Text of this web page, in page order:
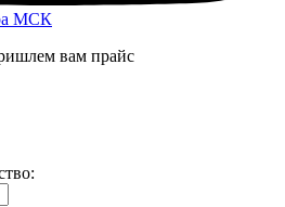
МСК
вам прайс